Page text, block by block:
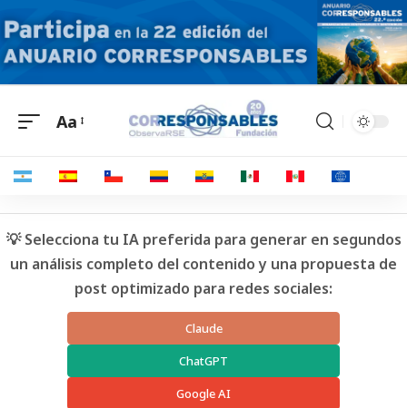
Aa
💡 Selecciona tu IA preferida para generar en segundos
un análisis completo del contenido y una propuesta de
post optimizado para redes sociales:
Claude
ChatGPT
Google AI